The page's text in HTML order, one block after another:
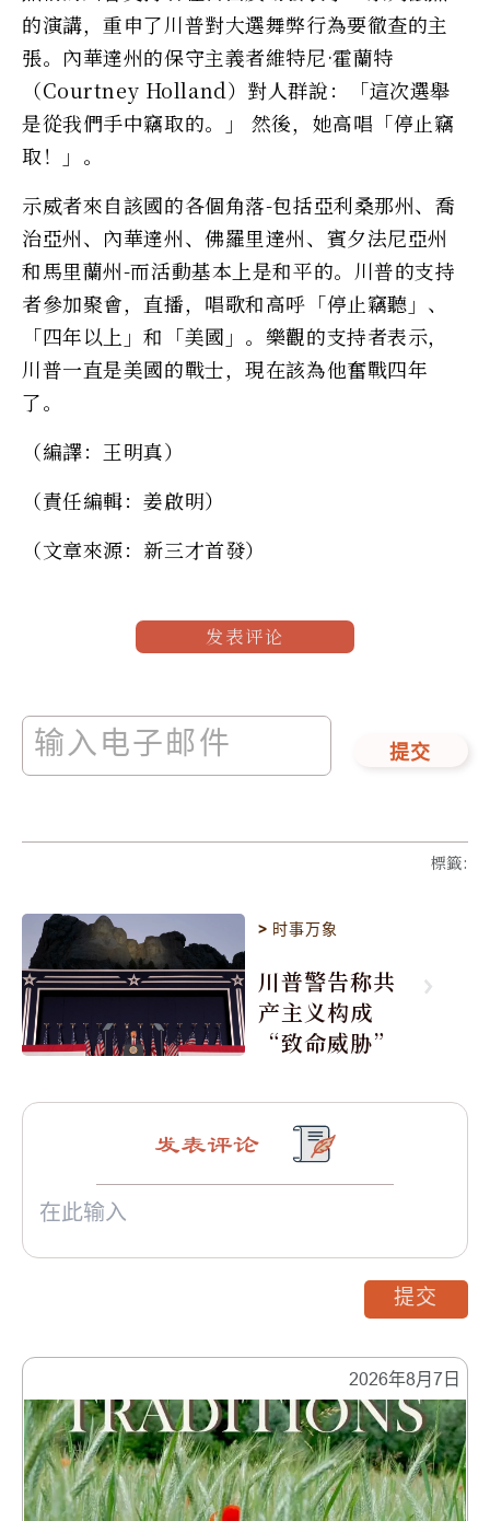
的演講，重申了川普對大選舞弊行為要徹查的主
張。內華達州的保守主義者維特尼·霍蘭特
（Courtney Holland）對人群說：「這次選舉
是從我們手中竊取的。」 然後，她高唱「停止竊
取！」。
示威者來自該國的各個角落-包括亞利桑那州、喬
治亞州、內華達州、佛羅里達州、賓夕法尼亞州
和馬里蘭州-而活動基本上是和平的。川普的支持
者參加聚會，直播，唱歌和高呼「停止竊聽」、
「四年以上」和「美國」。樂觀的支持者表示，
川普一直是美國的戰士，現在該為他奮戰四年
了。
（編譯：王明真）
（責任編輯：姜啟明）
（文章來源：新三才首發）
发表评论
提交
標籤:
> 时事万象
川普警告称共
产主义构成
“致命威胁”
2026年8月7日
发表评论
提交